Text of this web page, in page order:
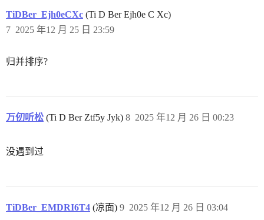
TiDBer_Ejh0eCXc (Ti D Ber Ejh0e C Xc)
2025 年12 月 25 日 23:59
7
归并排序?
万仞听松 (Ti D Ber Ztf5y Jyk) 2025 年12 月 26 日 00:23
8
没遇到过
TiDBer_EMDRI6T4 (凉面) 2025 年12 月 26 日 03:04
9